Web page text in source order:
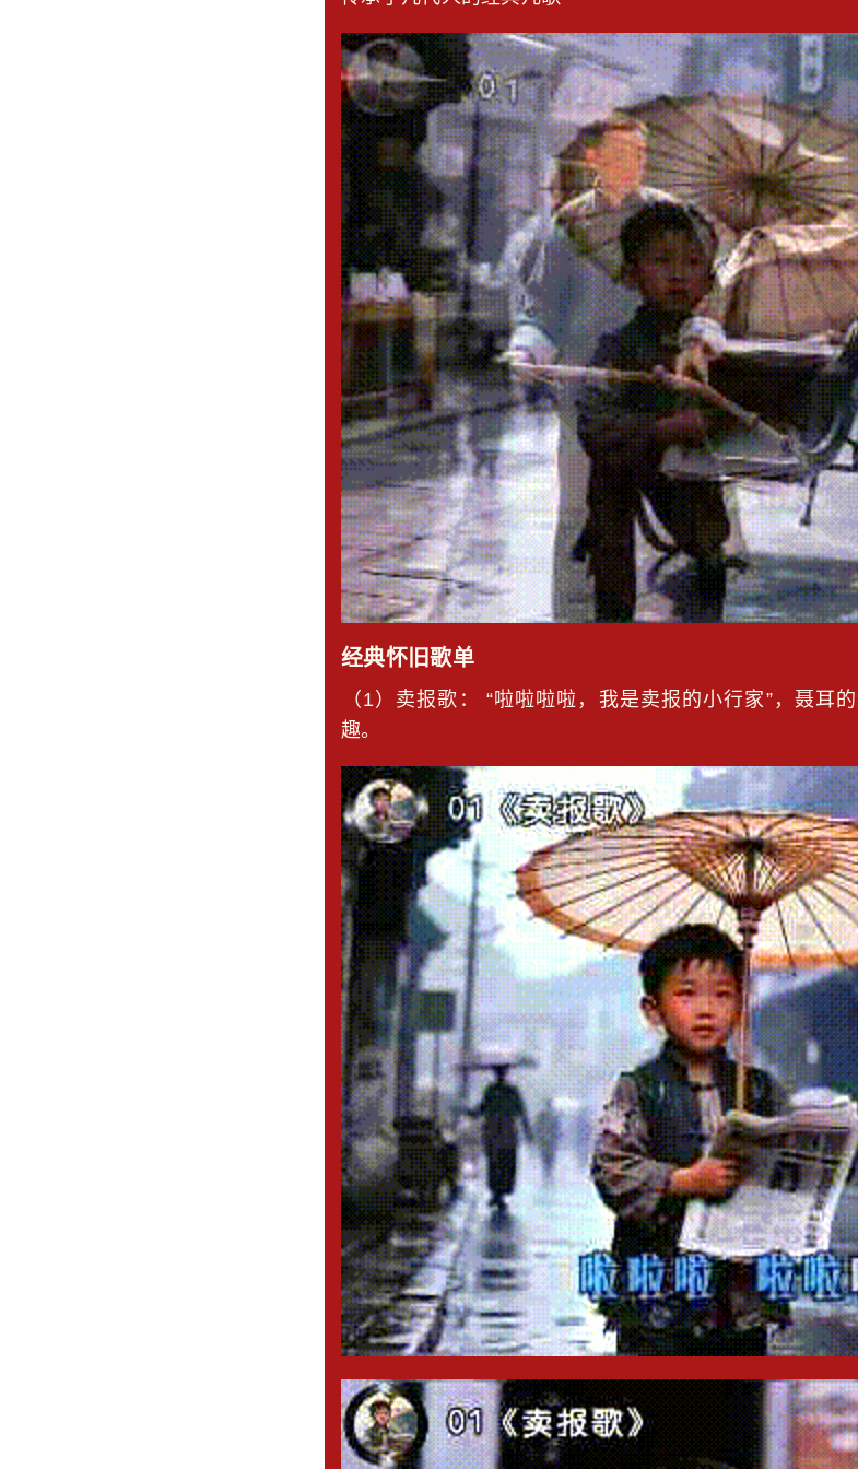
经典怀旧歌单
（1）卖报歌：​​ “啦啦啦啦，我是卖报的小行家”，聂耳
趣。